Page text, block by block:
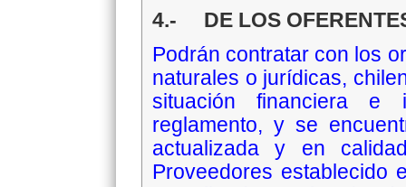
4.- DE LOS
Podrán contratar con los
naturales o jurídicas,
situación financiera e
reglamento, y se
actualizada y en
Proveedores establecido